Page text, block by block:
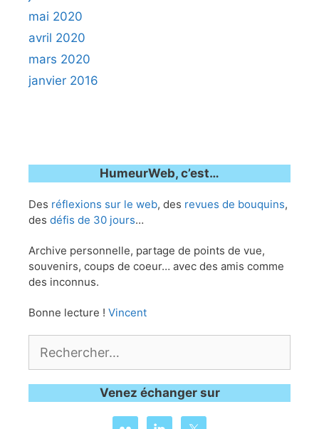
mai 2020
avril 2020
mars 2020
janvier 2016
HumeurWeb, c’est…
Des réflexions sur le web, des revues de bouquins,
des défis de 30 jours…
Archive personnelle, partage de points de vue,
souvenirs, coups de coeur… avec des amis comme
des inconnus.
Bonne lecture ! Vincent
Venez échanger sur